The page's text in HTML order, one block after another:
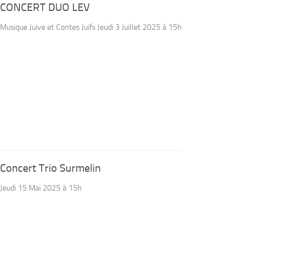
CONCERT DUO LEV
Musique Juive et Contes Juifs Jeudi 3 Juillet 2025 à 15h
Concert Trio Surmelin
Jeudi 15 Mai 2025 à 15h